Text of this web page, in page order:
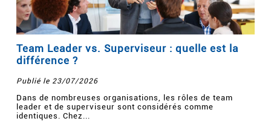
Team Leader vs. Superviseur : quelle est la
différence ?
Publié le 23/07/2026
Dans de nombreuses organisations, les rôles de team
leader et de superviseur sont considérés comme
identiques. Chez...